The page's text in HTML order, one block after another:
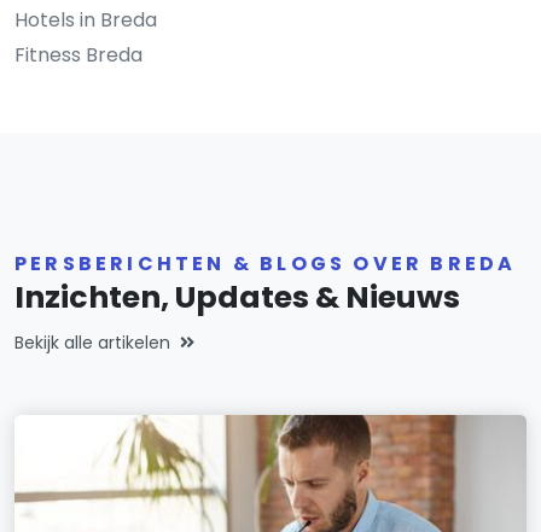
Hotels in Breda
Fitness Breda
PERSBERICHTEN & BLOGS OVER BREDA
Inzichten, Updates & Nieuws
Bekijk alle artikelen